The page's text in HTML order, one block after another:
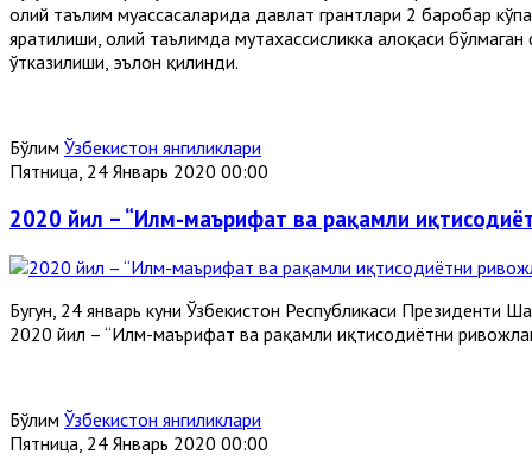
олий таълим муассасаларида давлат грантлари 2 баробар
яратилиши, олий таълимда мутахассисликка алоқаси
ўтказилиши, эълон қилинди.
Бўлим Ўзбекистон янгиликлари
Пятница, 24 Январь 2020 00:00
2020 йил – “Илм-маърифат ва рақамли
Бугун, 24 январь куни Ўзбекистон Республикаси
2020 йил – “Илм-маърифат ва рақамли иқтисодиётни
Бўлим Ўзбекистон янгиликлари
Пятница, 24 Январь 2020 00:00